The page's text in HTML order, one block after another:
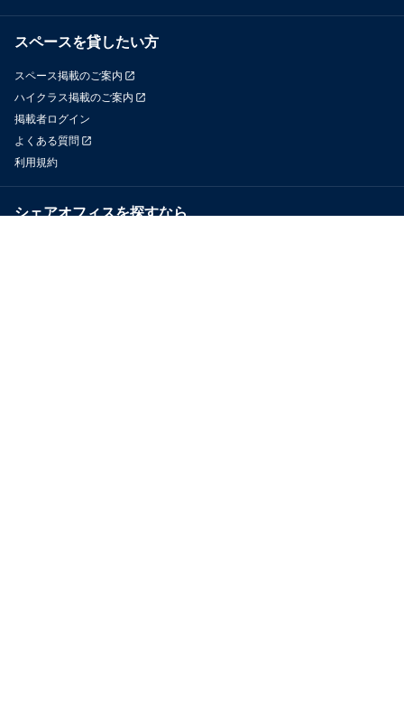
スペースを貸したい方
スペース掲載のご案内
ハイクラス掲載のご案内
掲載者ログイン
よくある質問
利用規約
シェアオフィスを探すなら